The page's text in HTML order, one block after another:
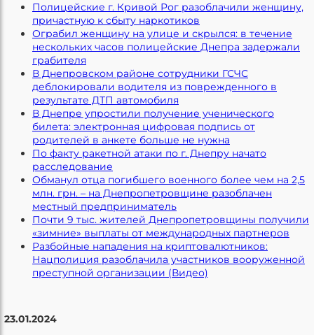
Полицейские г. Кривой Рог разоблачили женщину,
причастную к сбыту наркотиков
Ограбил женщину на улице и скрылся: в течение
нескольких часов полицейские Днепра задержали
грабителя
В Днепровском районе сотрудники ГСЧС
деблокировали водителя из поврежденного в
результате ДТП автомобиля
В Днепре упростили получение ученического
билета: электронная цифровая подпись от
родителей в анкете больше не нужна
По факту ракетной атаки по г. Днепру начато
расследование
Обманул отца погибшего военного более чем на 2,5
млн. грн. – на Днепропетровщине разоблачен
местный предприниматель
Почти 9 тыс. жителей Днепропетровщины получили
«зимние» выплаты от международных партнеров
Разбойные нападения на криптовалютников:
Нацполиция разоблачила участников вооруженной
преступной организации (Видео)
23.01.2024